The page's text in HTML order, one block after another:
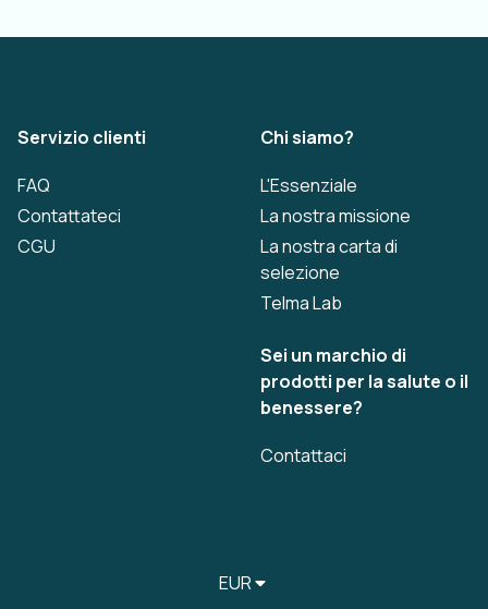
Servizio clienti
FAQ
Contattateci
CGU
Chi siamo?
L'Essenziale
La nostra missione
La nostra carta di
selezione
Telma Lab
Sei un marchio di
prodotti per la salute o il
benessere?
Contattaci
EUR